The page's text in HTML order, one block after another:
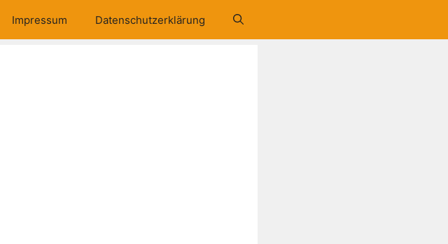
Impressum Datenschutzerklärung